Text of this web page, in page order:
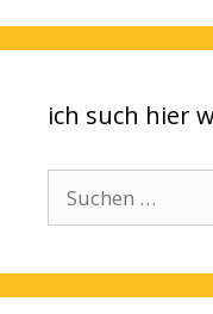
ich such hier
nach: